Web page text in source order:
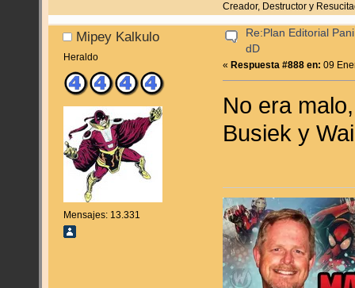
Creador, Destructor y
Mipey Kalkulo
Heraldo
Mensajes: 13.331
Re:Plan Editorial
dD
« Respuesta #888 en: 09
No era
Busiek y